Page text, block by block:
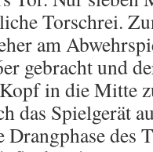
Torschrei.
am
gebracht und
in die Mitte
das Spielgerät
Drangphase des